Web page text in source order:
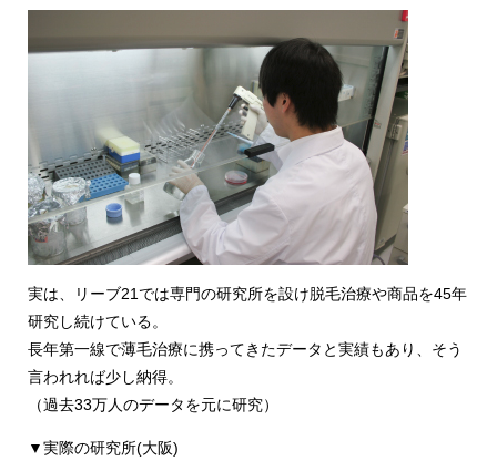
実は、リーブ21では専門の研究所を設け脱毛治療や商品を45年
研究し続けている。
長年第一線で薄毛治療に携ってきたデータと実績もあり、そう
言われれば少し納得。
（過去33万人のデータを元に研究）
▼実際の研究所(大阪)